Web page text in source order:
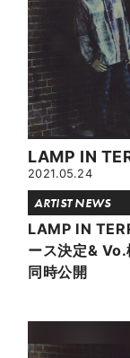
LAMP IN
2021.05.24
ARTIST NEWS
LAMP IN
ース決定&
同時公開